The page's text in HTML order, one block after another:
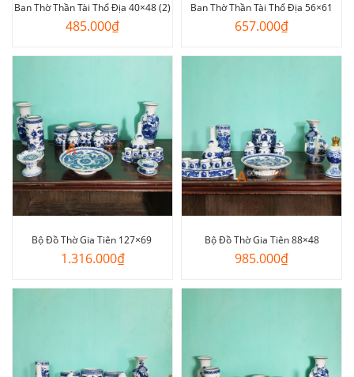
Ban Thờ Thần Tài Thổ Địa 40×48 (2)
485.000₫
Ban Thờ Thần Tài Thổ Địa 56×61
657.000₫
Bộ Đồ Thờ Gia Tiên 127×69
1.316.000₫
Bộ Đồ Thờ Gia Tiên 88×48
985.000₫